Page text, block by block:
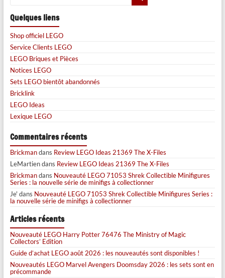
Quelques liens
Shop officiel LEGO
Service Clients LEGO
LEGO Briques et Pièces
Notices LEGO
Sets LEGO bientôt abandonnés
Bricklink
LEGO Ideas
Lexique LEGO
Commentaires récents
Brickmandans Review LEGO Ideas 21369 The X-Files
LeMartiendans Review LEGO Ideas 21369 The X-Files
Brickmandans Nouveauté LEGO 71053 Shrek Collectible Minifigures
Series : la nouvelle série de minifigs à collectionner
Je' dans Nouveauté LEGO 71053 Shrek Collectible Minifigures Series :
la nouvelle série de minifigs à collectionner
Articles récents
Nouveauté LEGO Harry Potter 76476 The Ministry of Magic
Collectors’ Edition
Guide d’achat LEGO août 2026 : les nouveautés sont disponibles !
Nouveautés LEGO Marvel Avengers Doomsday 2026 : les sets sont en
précommande